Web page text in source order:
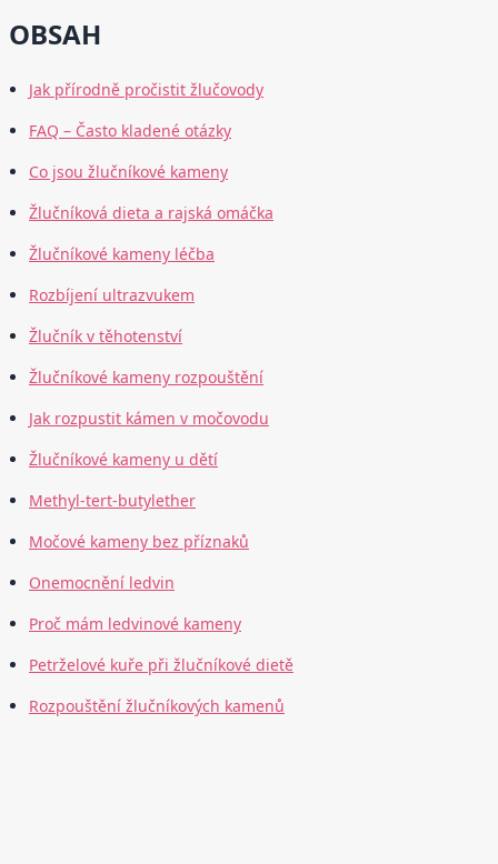
OBSAH
Jak přírodně pročistit žlučovody
FAQ – Často kladené otázky
Co jsou žlučníkové kameny
Žlučníková dieta a rajská omáčka
Žlučníkové kameny léčba
Rozbíjení ultrazvukem
Žlučník v těhotenství
Žlučníkové kameny rozpouštění
Jak rozpustit kámen v močovodu
Žlučníkové kameny u dětí
Methyl-tert-butylether
Močové kameny bez příznaků
Onemocnění ledvin
Proč mám ledvinové kameny
Petrželové kuře při žlučníkové dietě
Rozpouštění žlučníkových kamenů